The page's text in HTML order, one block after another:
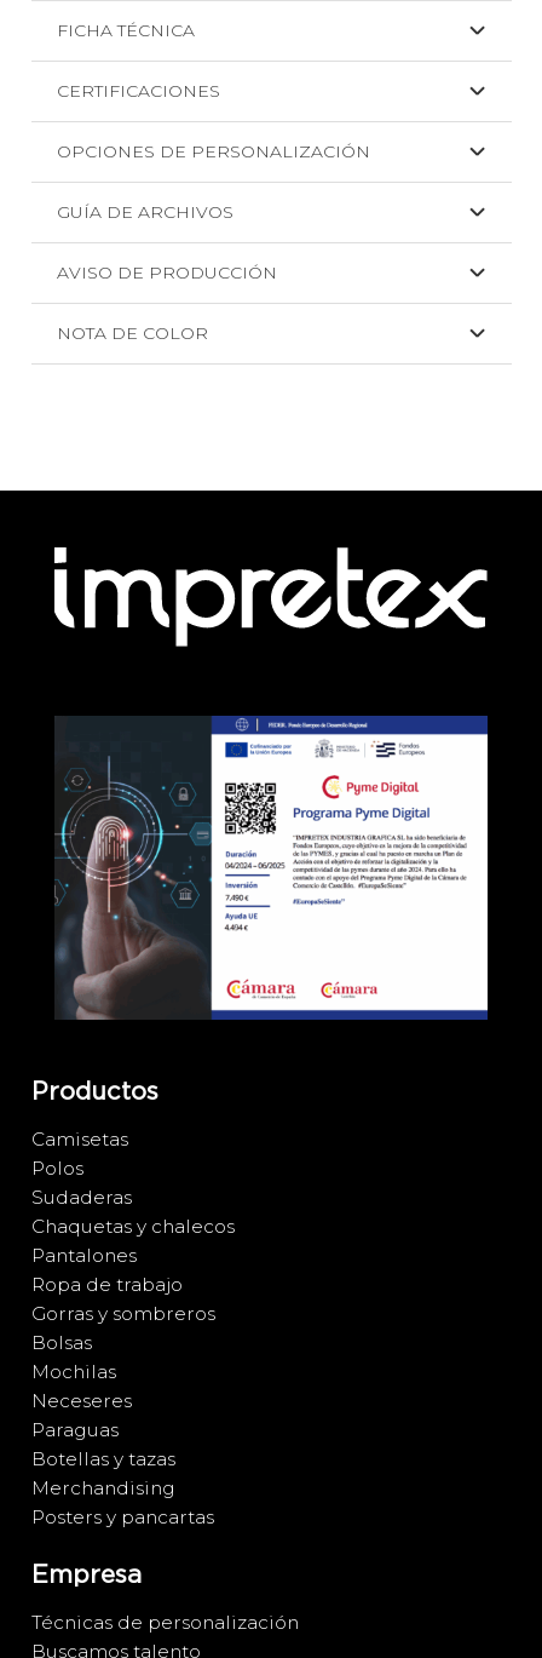
FICHA TÉCNICA
CERTIFICACIONES
OPCIONES DE PERSONALIZACIÓN
GUÍA DE ARCHIVOS
AVISO DE PRODUCCIÓN
NOTA DE COLOR
Productos
Camisetas
Polos
Sudaderas
Chaquetas y chalecos
Pantalones
Ropa de trabajo
Gorras y sombreros
Bolsas
Mochilas
Neceseres
Paraguas
Botellas y tazas
Merchandising
Posters y pancartas
Empresa
Técnicas de personalización
Buscamos talento